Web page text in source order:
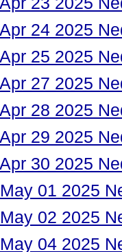
24 2025
25 2025
27 2025
28 2025
29 2025
30 2025
01 2025
02 2025
04 2025